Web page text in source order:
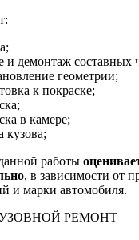
и демонтаж составных
геометрии;
к покраске;
в камере;
кузова;
работы
, в зависимости от
и марки автомобиля.
РЕМОНТ